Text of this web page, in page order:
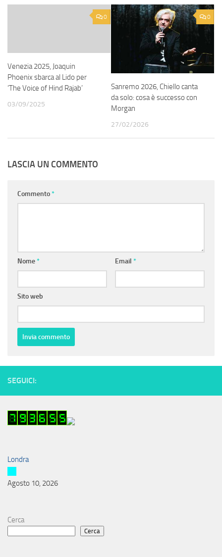
0
Venezia 2025, Joaquin
Phoenix sbarca al Lido per
‘The Voice of Hind Rajab’
03/09/2025
0
Sanremo 2026, Chiello canta
da solo: cosa è successo con
Morgan
27/02/2026
LASCIA UN COMMENTO
Commento*
Nome* Email *
Sito web
SEGUICI:
Londra
Agosto 10, 2026
Cerca
Cerca